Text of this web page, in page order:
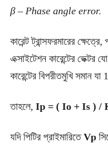
β – Phase angle error.
কারেন্ট ট্রান্সফরমারের
এক্সাইটেশন কারেন্টের ভেক্টর
কারেন্টের বিপরীতমুখি সমান
তাহলে, Ip = ( Io + Is ) /
যদি পিটির প্রাইমারিতেVp